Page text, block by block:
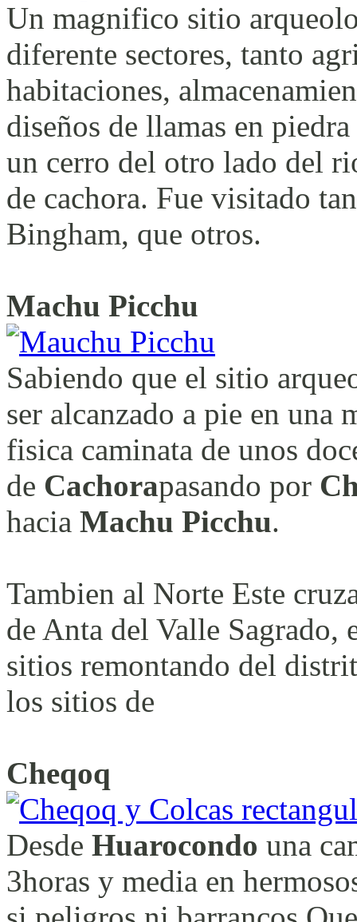
Un magnifico sitio
diferente sectores, tanto
habitaciones,
diseños de llamas en
un cerro del otro lado del
de cachora. Fue visitado
Bingham, que otros.
Machu Picchu
Sabiendo que el sitio
ser alcanzado a pie en una
fisica caminata de unos
de Cachorapasando por
hacia Machu Picchu.
Tambien al Norte Este
de Anta del Valle Sagrado,
sitios remontando del
los sitios de
Cheqoq
Desde Huarocondo una
3horas y media en